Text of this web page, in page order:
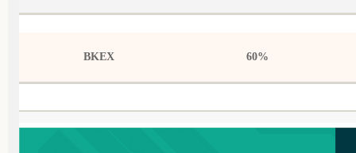
BKEX 60%